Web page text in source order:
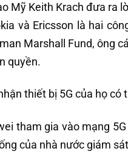
Mỹ Keith Krach đưa ra
và Ericsson là hai
Marshall Fund, ông
quyền.
thiết bị 5G của họ
tham gia vào mạng
của nhà nước giám